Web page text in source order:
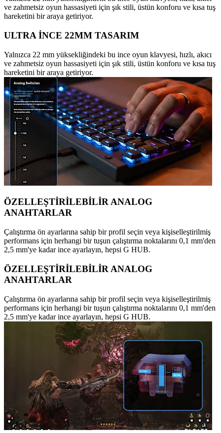
ve zahmetsiz oyun hassasiyeti için şık stili, üstün konforu ve kısa tuş
hareketini bir araya getiriyor.
ULTRA İNCE 22MM TASARIM
Yalnızca 22 mm yüksekliğindeki bu ince oyun klavyesi, hızlı, akıcı
ve zahmetsiz oyun hassasiyeti için şık stili, üstün konforu ve kısa tuş
hareketini bir araya getiriyor.
ÖZELLEŞTİRİLEBİLİR ANALOG
ANAHTARLAR
Çalıştırma ön ayarlarına sahip bir profil seçin veya kişiselleştirilmiş
performans için herhangi bir tuşun çalıştırma noktalarını 0,1 mm'den
2,5 mm'ye kadar ince ayarlayın, hepsi G HUB.
ÖZELLEŞTİRİLEBİLİR ANALOG
ANAHTARLAR
Çalıştırma ön ayarlarına sahip bir profil seçin veya kişiselleştirilmiş
performans için herhangi bir tuşun çalıştırma noktalarını 0,1 mm'den
2,5 mm'ye kadar ince ayarlayın, hepsi G HUB.